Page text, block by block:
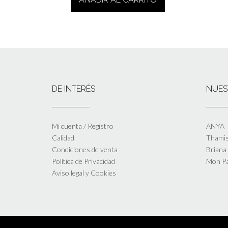
DE INTERÉS
Mi cuenta / Registro
Calidad
Condiciones de venta
Política de Privacidad
Aviso legal y Cookies
ANYA
Briana
Mon